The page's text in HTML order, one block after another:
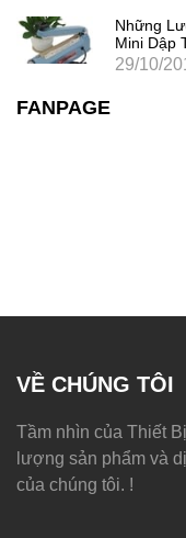
Những
Mini Dập
29/10/
FANPAGE
VỀ CHÚNG TÔI
Tầm nhìn của Thiết
lượng sản phẩm và
của chúng tôi. !